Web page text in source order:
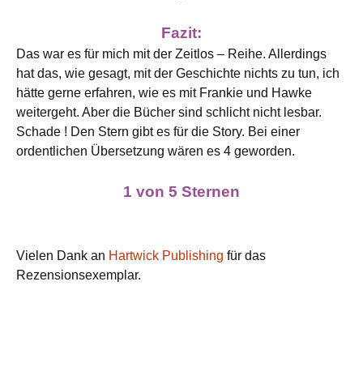
Fazit:
Das war es für mich mit der Zeitlos – Reihe. Allerdings
hat das, wie gesagt, mit der Geschichte nichts zu tun, ich
hätte gerne erfahren, wie es mit Frankie und Hawke
weitergeht. Aber die Bücher sind schlicht nicht lesbar.
Schade ! Den Stern gibt es für die Story. Bei einer
ordentlichen Übersetzung wären es 4 geworden.
1 von 5 Sternen
Vielen Dank an Hartwick Publishing für das
Rezensionsexemplar.